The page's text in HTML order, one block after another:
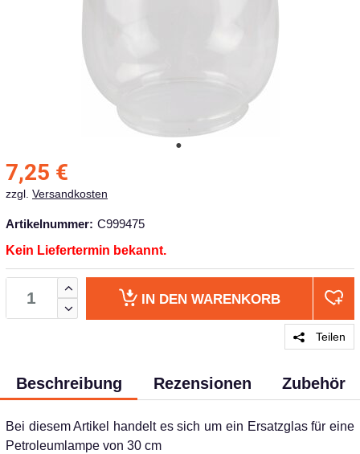
7,25 €
zzgl. Versandkosten
Artikelnummer: C999475
Kein Liefertermin bekannt.
IN DEN WARENKORB
Teilen
Beschreibung Rezensionen Zubehör
Bei diesem Artikel handelt es sich um ein Ersatzglas für eine
Petroleumlampe von 30 cm